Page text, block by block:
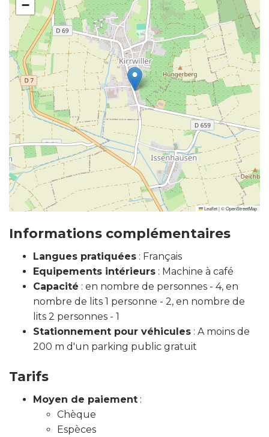
−
Leaflet|©OpenStreetMap
Informations complémentaires
Langues pratiquées : Français
Equipements intérieurs : Machine à café
Capacité : en nombre de personnes - 4, en
nombre de lits 1 personne - 2, en nombre de
lits 2 personnes - 1
Stationnement pour véhicules : A moins de
200 m d'un parking public gratuit
Tarifs
Moyen de paiement :
Chèque
Espèces